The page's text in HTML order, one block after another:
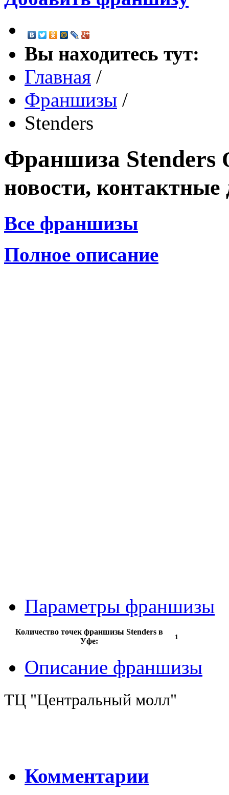
Вы находитесь тут:
Главная /
Франшизы /
Stenders
Франшиза Stenders
новости,
Все франшизы
Полное описание
Параметры франшизы
Количество точек франшизы Stenders в
Уфе:
1
Описание франшизы
ТЦ "Центральный молл"
Комментарии